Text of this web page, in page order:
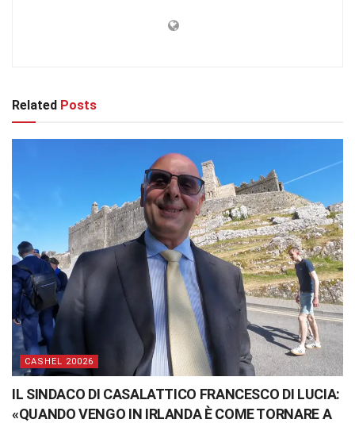
Related Posts
CASHEL 20026
IL SINDACO DI CASALATTICO FRANCESCO DI LUCIA:
«QUANDO VENGO IN IRLANDA È COME TORNARE A